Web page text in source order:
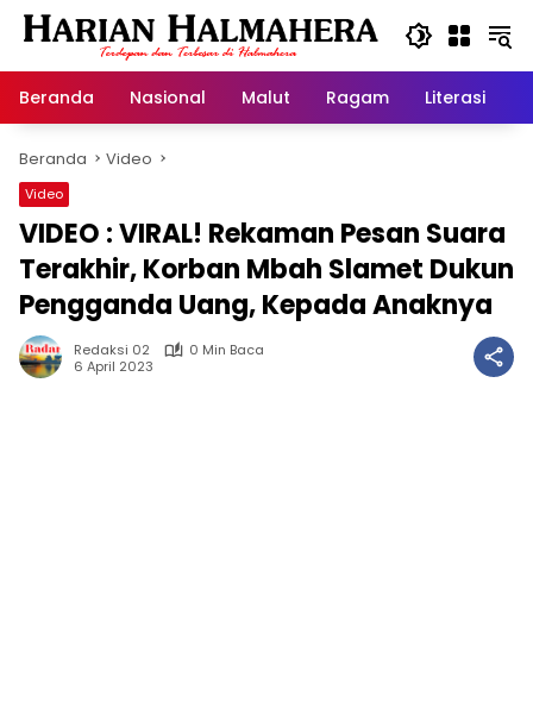
Langsung
Beranda
Nasional Malut Ragam Literasi
Beranda Video
Video
VIDEO : VIRAL! Rekaman Pesan Suara
Terakhir, Korban Mbah Slamet Dukun
Pengganda Uang, Kepada Anaknya
Redaksi 02
0 Min Baca
6 April 2023